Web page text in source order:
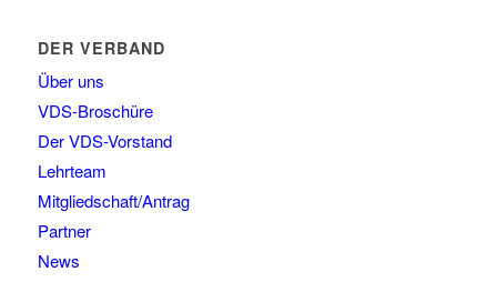
DER VERBAND
Über uns
VDS-Broschüre
Der VDS-Vorstand
Lehrteam
Mitgliedschaft/Antrag
Partner
News